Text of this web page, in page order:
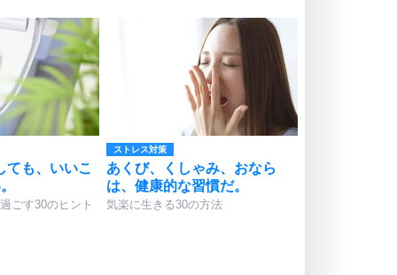
ても、いいこ
ごす30のヒント
ストレス対策
あくび、くしゃみ、おなら
は、健康的な習慣だ。
気楽に生きる30の方法